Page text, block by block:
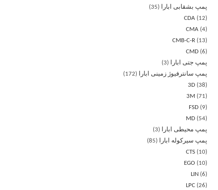
پمپ بشقابی ابارا
35
CDA
12
CMA 4
CMB-C-R
13
CMD 6
پمپ جتی ابارا
3
پمپ سانترفیوژ زمینی ابارا
172
3D 38
3M
71
FSD
9
MD
54
پمپ محیطی ابارا
3
پمپ سیرکوله ابارا
85
CTS
10
EGO
10
LIN
6
LPC 26